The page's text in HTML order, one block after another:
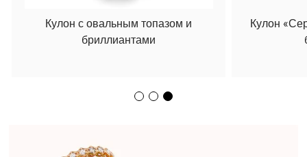
Кулон
Кулон с овальным топазом и
бриллиантами